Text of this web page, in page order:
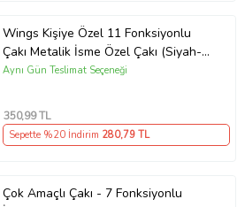
Wings Kişiye Özel 11 Fonksiyonlu
Çakı Metalik İsme Özel Çakı (Siyah-
Gri)
Aynı Gün Teslimat Seçeneği
350,99 TL
Sepette %20 İndirim 280,79 TL
Çok Amaçlı Çakı - 7 Fonksiyonlu